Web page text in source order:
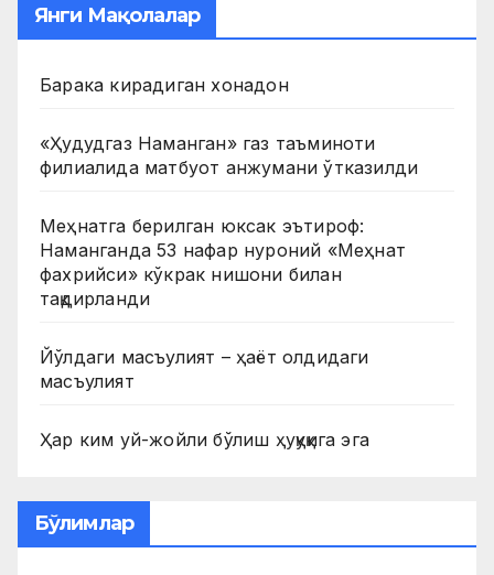
Янги Мақолалар
Барака кирадиган хонадон
«Ҳудудгаз Наманган» газ таъминоти
филиалида матбуот анжумани ўтказилди
Меҳнатга берилган юксак эътироф:
Наманганда 53 нафар нуроний «Меҳнат
фахрийси» кўкрак нишони билан
тақдирланди
Йўлдаги масъулият – ҳаёт олдидаги
масъулият
Ҳар ким уй-жойли бўлиш ҳуқуқига эга
Бўлимлар